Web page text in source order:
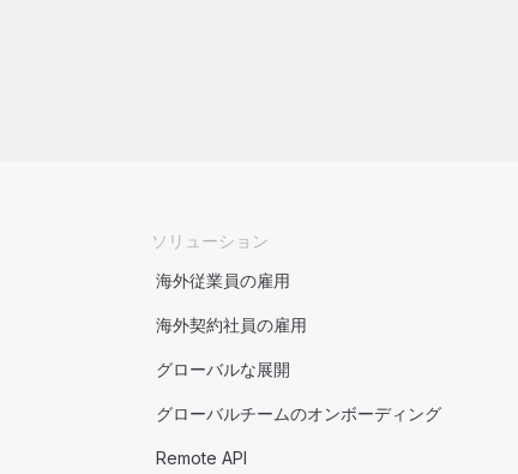
ソリューション
海外従業員の雇用
海外契約社員の雇用
グローバルな展開
グローバルチームのオンボーディング
Remote API